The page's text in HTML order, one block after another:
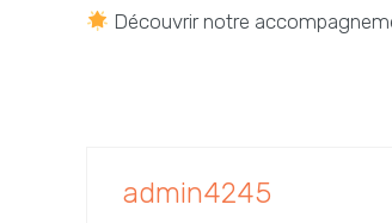
Découvrir notre
admin4245